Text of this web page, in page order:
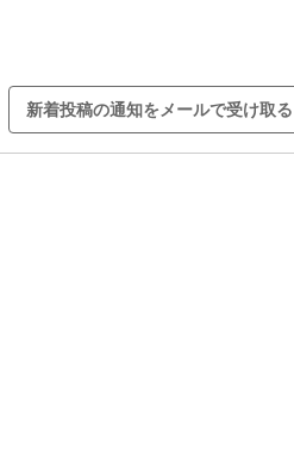
新着投稿の通知をメールで受け取る